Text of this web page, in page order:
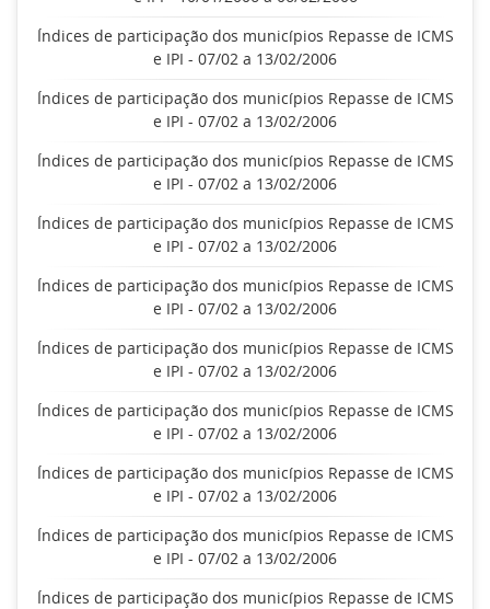
Índices de participação dos municípios Repasse de ICMS
e IPI - 07/02 a 13/02/2006
Índices de participação dos municípios Repasse de ICMS
e IPI - 07/02 a 13/02/2006
Índices de participação dos municípios Repasse de ICMS
e IPI - 07/02 a 13/02/2006
Índices de participação dos municípios Repasse de ICMS
e IPI - 07/02 a 13/02/2006
Índices de participação dos municípios Repasse de ICMS
e IPI - 07/02 a 13/02/2006
Índices de participação dos municípios Repasse de ICMS
e IPI - 07/02 a 13/02/2006
Índices de participação dos municípios Repasse de ICMS
e IPI - 07/02 a 13/02/2006
Índices de participação dos municípios Repasse de ICMS
e IPI - 07/02 a 13/02/2006
Índices de participação dos municípios Repasse de ICMS
e IPI - 07/02 a 13/02/2006
Índices de participação dos municípios Repasse de ICMS